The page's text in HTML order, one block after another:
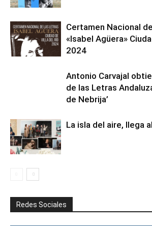
Certamen Nacional
«Isabel Agüera»
2024
Antonio Carvajal
de las Letras
de Nebrija’
La isla del aire, llega
Redes Sociales